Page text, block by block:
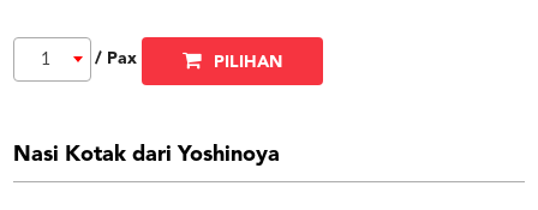
1 / Pax PILIHAN
Nasi Kotak dari Yoshinoya